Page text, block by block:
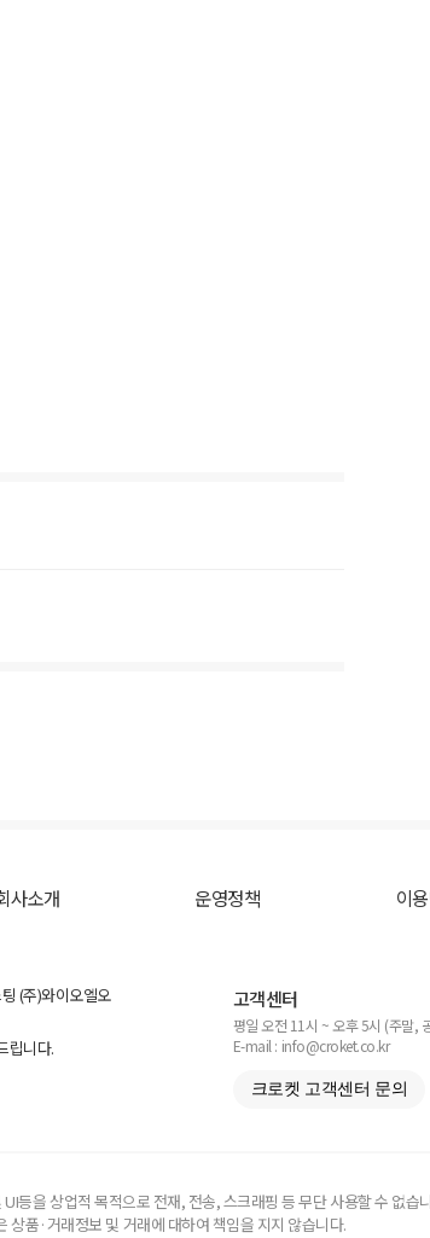
사소개 운영정책 이
(주)와이오엘오
립니다.
고객센터
평일 오전 11시 ~ 오후 5시 (주말,
E-mail : info@croket.co.kr
크로켓 고객센터 문의
등을 상업적 목적으로 전재, 전송, 스크래핑 등 무단 사용할 수 없습
품·거래정보 및 거래에 대하여 책임을 지지 않습니다.